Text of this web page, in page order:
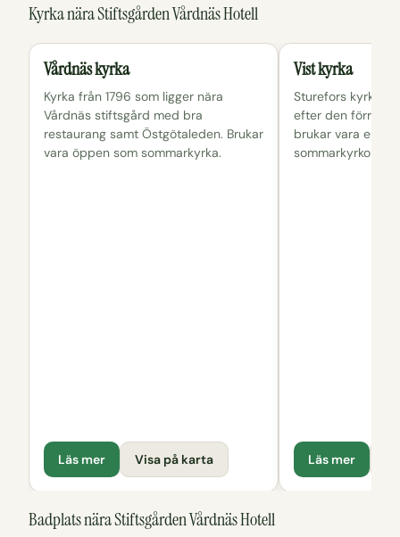
Kyrka nära Stiftsgården Vårdnäs Hotell
Vårdnäs kyrka
Kyrka från 1796 som ligger nära
Vårdnäs stiftsgård med bra
restaurang samt Östgötaleden. Brukar
vara öppen som sommarkyrka.
Läs mer Visa på karta
Vist kyrka
Sturefors kyrka
efter den förre
brukar vara en
sommarkyrkor.
Läs mer
Badplats nära Stiftsgården Vårdnäs Hotell